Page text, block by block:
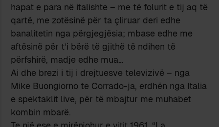
hapat e para në italishte – me të folurit e tij aq të
qartë, me zotësinë për ta çliruar deri edhe
banalitetin nga përgjegjësia; mbase edhe me
aftësinë për t’i bërë të gjithë të ndihen të
përfshirë, madje edhe mua…
Ai dhe brezi i tij i drejtuesve televizivë – nga
Mike Buongiorno te Corrado-ja, erdhën nga Italia
e spektaklit live, për të mbajtur me muhabet
kombin mbarë.